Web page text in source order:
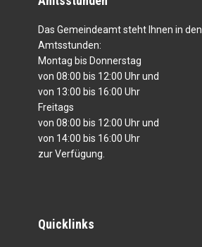
Das Gemeindeamt steht Ihnen in den
Amtsstunden:
Montag bis Donnerstag
von 08:00 bis 12:00 Uhr und
von 13:00 bis 16:00 Uhr
Freitags
von 08:00 bis 12:00 Uhr und
von 14:00 bis 16:00 Uhr
zur Verfügung.
Quicklinks